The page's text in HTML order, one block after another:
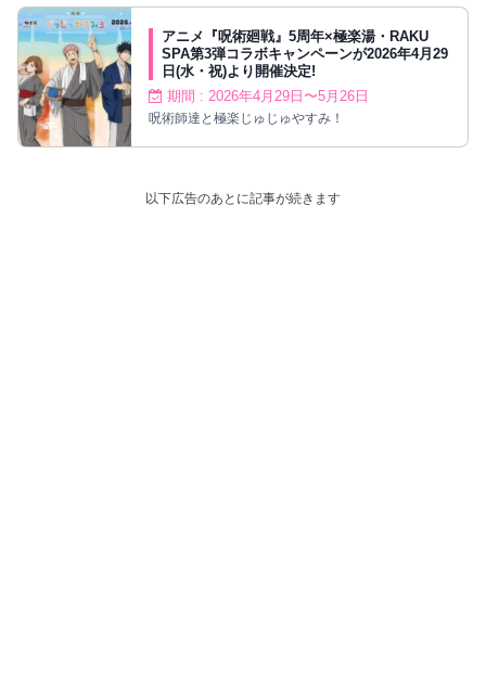
アニメ『呪術廻戦』5周年×極楽湯・RAKU
SPA第3弾コラボキャンペーンが2026年4月29
日(水・祝)より開催決定!
期間 : 2026年4月29日〜5月26日
呪術師達と極楽じゅじゅやすみ！
以下広告のあとに記事が続きます